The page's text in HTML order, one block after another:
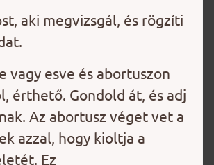
aki megvizsgál, és rögzíti
vagy esve és abortuszon
érthető. Gondold át, és adj
Az abortusz véget vet a
azzal, hogy kioltja a
Ez